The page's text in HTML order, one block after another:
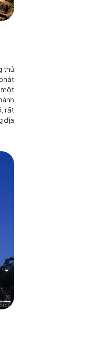
cư. Khác với những thủ
đô thị có kinh tế phát
người hay nghĩ đến một
thành phố trở thành
100 của thành phố, rất
một trong những địa